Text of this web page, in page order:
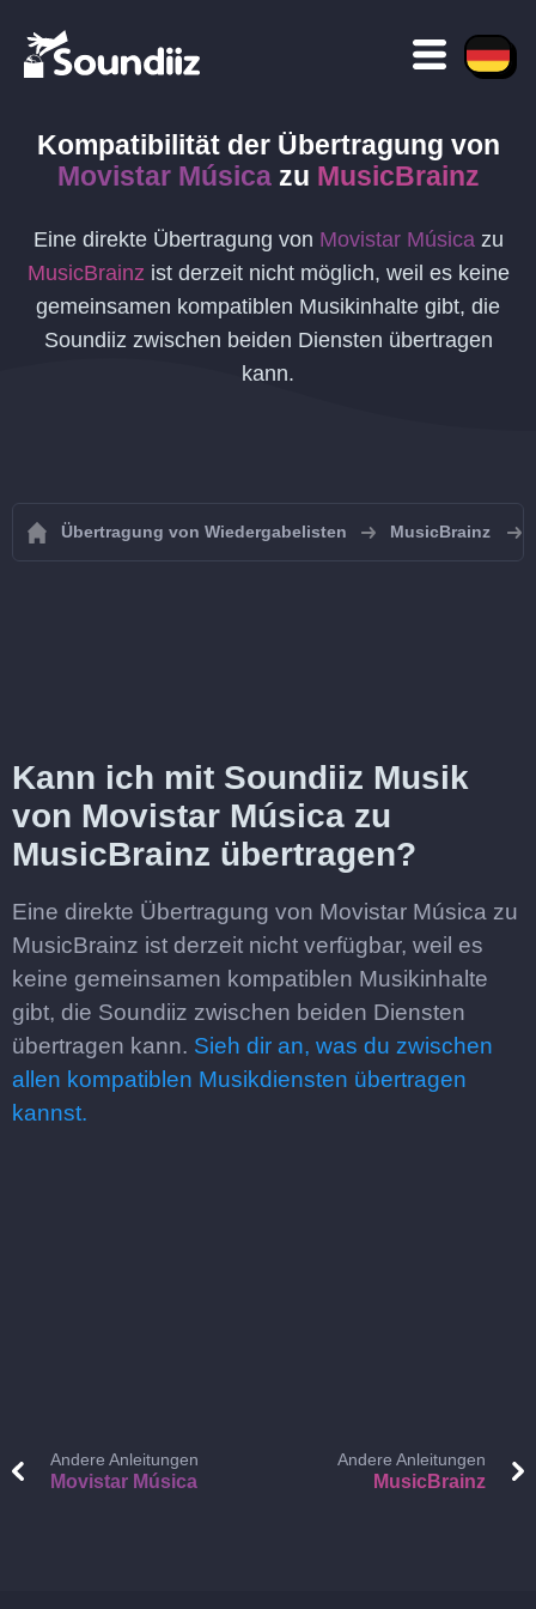
Kompatibilität der Übertragung von
Movistar Músicazu MusicBrainz
Eine direkte Übertragung von Movistar Músicazu
MusicBrainz ist derzeit nicht möglich, weil es keine
gemeinsamen kompatiblen Musikinhalte gibt, die
Soundiiz zwischen beiden Diensten übertragen
kann.
Übertragung von Wiedergabelisten MusicBrainz
Kann ich mit Soundiiz Musik
von Movistar Música zu
MusicBrainz übertragen?
Eine direkte Übertragung von Movistar Música zu
MusicBrainz ist derzeit nicht verfügbar, weil es
keine gemeinsamen kompatiblen Musikinhalte
gibt, die Soundiiz zwischen beiden Diensten
übertragen kann. Sieh dir an, was du zwischen
allen kompatiblen Musikdiensten übertragen
kannst.
Andere Anleitungen
Movistar Música
Andere Anleitungen
MusicBrainz